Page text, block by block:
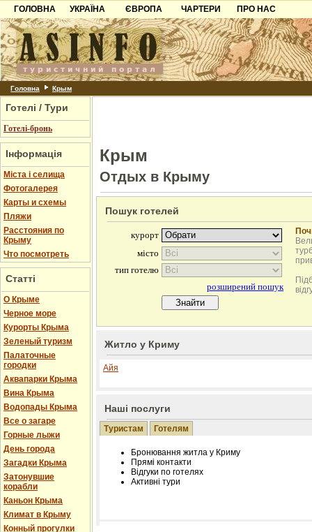
ГОЛОВНА
УКРАЇНА
Карпати
Азов
Причорноморря
Шацьк
ЄВРОПА
Чорногорія
Хорватія
Болгарія
ЧАРТЕРИ
ПРО НАС
Контакти
Партнерам
Додати готель
Головна Крым
Готелі / Тури
Готелі-бронь
Інформація
Міста і селища
Фотогалерея
Карты и схемы
Пляжи
Расстояния по
Крыму
Что посмотреть
Статті
О Крыме
Черное море
Курорты Крыма
Зеленый туризм
Палаточные
городки
Аквапарки Крыма
Вина Крыма
Водопады Крыма
Все о загаре
Горные лыжи
День города
Загадки Крыма
Затонувшие
корабли
Каньон Крыма
Климат в Крыму
Конный прогулки
Крым
Отдых в Крыму
Пошук готелей
Житло у Криму
Айя
Наші послуги
Туристам Готелям
Бронювання житла у Криму
Прямі контакти
Відгуки по готелях
Активні тури